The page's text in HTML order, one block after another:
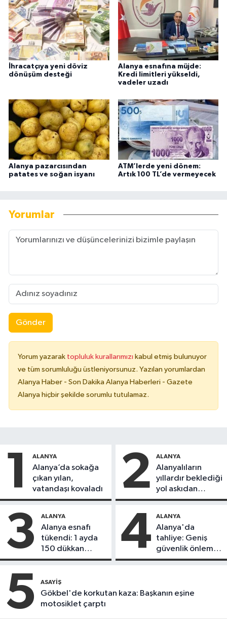
İhracatçıya yeni döviz
dönüşüm desteği
Alanya esnafına müjde:
Kredi limitleri yükseldi,
vadeler uzadı
Alanya pazarcısından
patates ve soğan isyanı
ATM’lerde yeni dönem:
Artık 100 TL’de vermeyecek
Yorumlar
Gönder
Yorum yazarak topluluk kurallarımızı kabul etmiş bulunuyor
ve tüm sorumluluğu üstleniyorsunuz. Yazılan yorumlardan
Alanya Haber - Son Dakika Alanya Haberleri - Gazete
Alanya hiçbir şekilde sorumlu tutulamaz.
1 ALANYA
Alanya’da sokağa
çıkan yılan,
vatandaşı kovaladı
2 ALANYA
Alanyalıların
yıllardır beklediği
yol askıdan
döndü
3 ALANYA
Alanya esnafı
tükendi: 1 ayda
150 dükkan
kapandı
4 ALANYA
Alanya'da
tahliye: Geniş
güvenlik önlemi
alındı
5 ASAYIŞ
Gökbel'de korkutan kaza: Başkanın eşine
motosiklet çarptı